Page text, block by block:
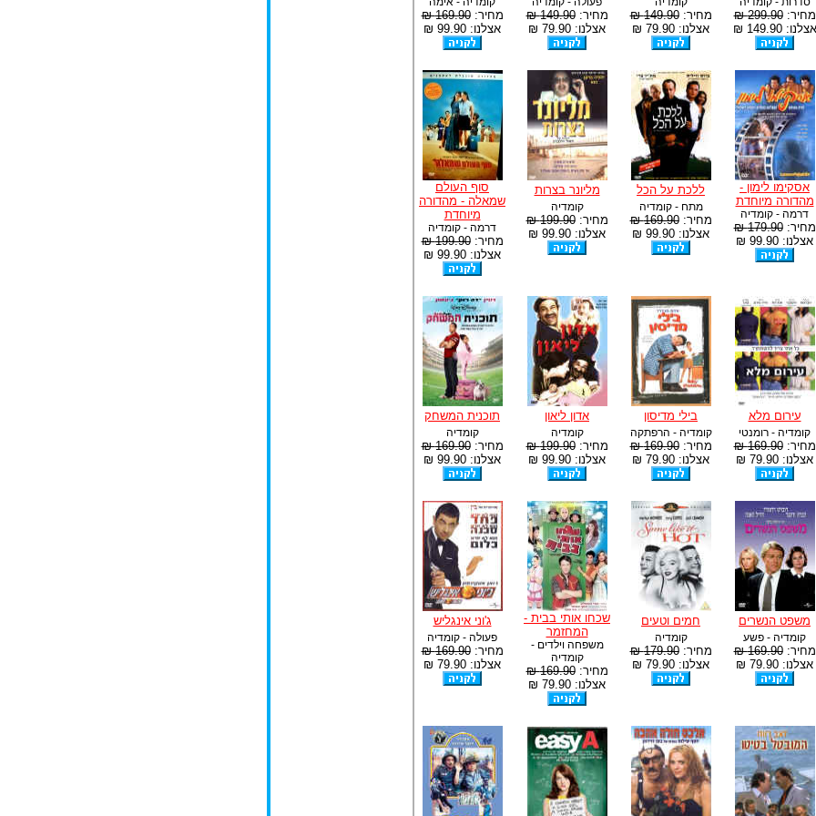
מחיר:299.90 ₪
אצלנו: 149.90 ₪
מחיר:149.90 ₪
אצלנו: 79.90 ₪
מחיר:149.90 ₪
אצלנו: 79.90 ₪
מחיר:169.90 ₪
אצלנו: 99.90 ₪
אסקימו לימון -
מהדורה מיוחדת
דרמה - קומדיה
מחיר:179.90 ₪
אצלנו: 99.90 ₪
ללכת על הכל
מתח - קומדיה
מחיר:169.90 ₪
אצלנו: 99.90 ₪
מליונר בצרות
קומדיה
מחיר:199.90 ₪
אצלנו: 99.90 ₪
סוף העולם
שמאלה - מהדורה
מיוחדת
דרמה - קומדיה
מחיר:199.90 ₪
אצלנו: 99.90 ₪
עירום מלא
קומדיה - רומנטי
מחיר:169.90 ₪
אצלנו: 79.90 ₪
בילי מדיסון
קומדיה - הרפתקה
מחיר:169.90 ₪
אצלנו: 79.90 ₪
אדון ליאון
קומדיה
מחיר:199.90 ₪
אצלנו: 99.90 ₪
תוכנית המשחק
קומדיה
מחיר:169.90 ₪
אצלנו: 99.90 ₪
משפט הנשרים
קומדיה - פשע
מחיר:169.90 ₪
אצלנו: 79.90 ₪
חמים וטעים
קומדיה
מחיר:179.90 ₪
אצלנו: 79.90 ₪
שכחו אותי בבית -
המחזמר
משפחה וילדים -
קומדיה
מחיר:169.90 ₪
אצלנו: 79.90 ₪
ג'וני אינגליש
פעולה - קומדיה
מחיר:169.90 ₪
אצלנו: 79.90 ₪